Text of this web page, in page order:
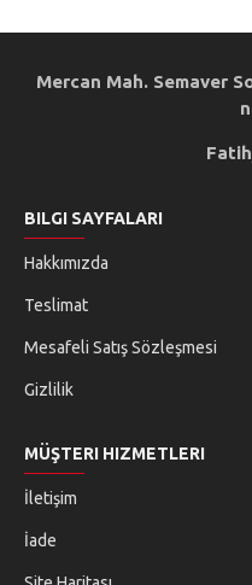
Mercan Mah. Semaver
BILGI SAYFALARI
Hakkımızda
Teslimat
Mesafeli Satış Sözleşmesi
Gizlilik
MÜŞTERI HIZMETLERI
İletişim
İade